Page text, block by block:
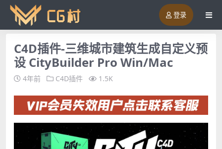
登录
C4D插件-三维城市建筑生成自定义预
设 CityBuilder Pro Win/Mac
4年前 C4D插件 1.5K